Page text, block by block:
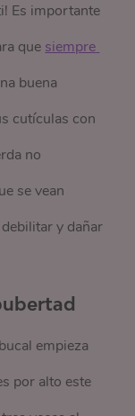
Es importante
que siempre
buena
cutículas con
no
se vean
y dañar
empieza
por alto este